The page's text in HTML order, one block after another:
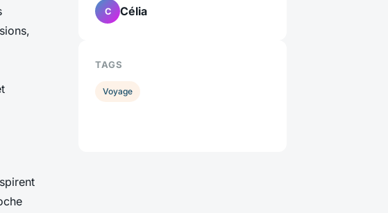
C Célia
TAGS
Voyage